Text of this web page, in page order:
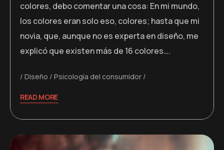
colores, debo comentar una cosa: En mi mundo,
los colores eran solo eso, colores; hasta que mi
novia, que, aunque no es experta en diseño, me
explicó que existen más de 16 colores….
Diseño Psicología del consumidor
READ MORE